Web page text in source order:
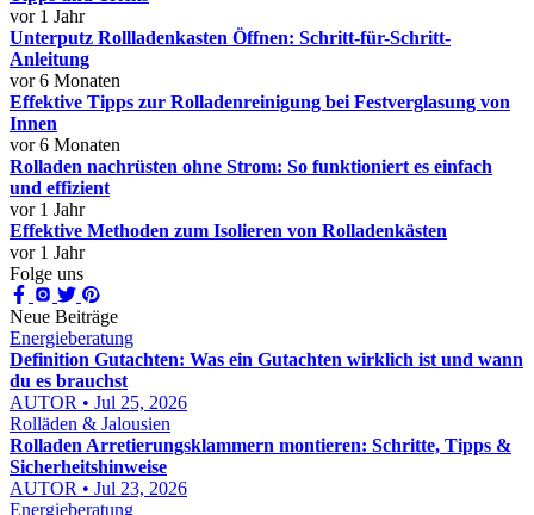
vor 1 Jahr
Unterputz Rollladenkasten Öffnen: Schritt-für-Schritt-
Anleitung
vor 6 Monaten
Effektive Tipps zur Rolladenreinigung bei Festverglasung von
Innen
vor 6 Monaten
Rolladen nachrüsten ohne Strom: So funktioniert es einfach
und effizient
vor 1 Jahr
Effektive Methoden zum Isolieren von Rolladenkästen
vor 1 Jahr
Folge uns
Neue Beiträge
Energieberatung
Definition Gutachten: Was ein Gutachten wirklich ist und wann
du es brauchst
AUTOR • Jul 25, 2026
Rolläden & Jalousien
Rolladen Arretierungsklammern montieren: Schritte, Tipps &
Sicherheitshinweise
AUTOR • Jul 23, 2026
Energieberatung